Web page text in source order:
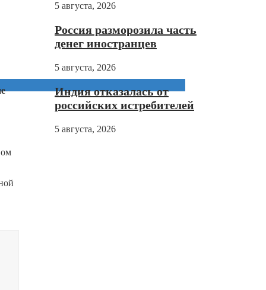
5 августа, 2026
Россия разморозила часть
денег иностранцев
5 августа, 2026
Индия отказалась от
российских истребителей
5 августа, 2026